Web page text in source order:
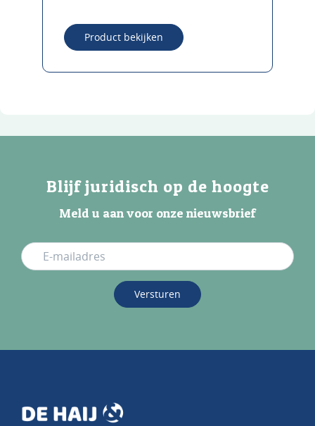
Product bekijken
Blijf juridisch op de hoogte
Meld u aan voor onze nieuwsbrief
Versturen